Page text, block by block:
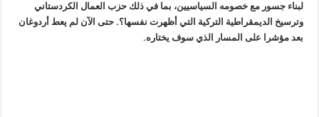
لبناء جسور مع خصومه السياسيين، بما في ذلك حزب العمال الكردستاني
وترسيخ الديمقراطية التركية التي أظهرت نفسها؟. حتى الآن لم يعط أردوغان
بعد مؤشرا على المسار الذي سوف يختاره.